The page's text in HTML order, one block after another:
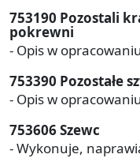
753190 Pozostali
pokrewni
- Opis w opracowaniu
753390 Pozostałe
- Opis w opracowaniu
753606 Szewc
- Wykonuje,